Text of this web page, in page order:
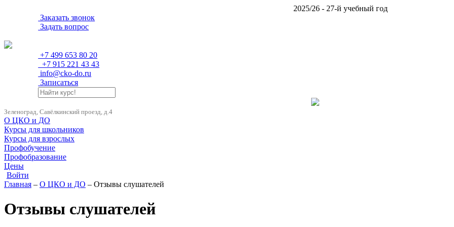
2025/26 - 27-й учебный год
Заказать звонок
Задать вопрос
+7 499 653 80 20
+7 915 221 43 43
info@cko-do.ru
Записаться
Зеленоград, Савёлкинский проезд, д.4
О ЦКО и ДО
Курсы для школьников
Курсы для взрослых
Профобучение
Профобразование
Цены
Войти
Главная – О ЦКО и ДО – Отзывы слушателей
Отзывы слушателей